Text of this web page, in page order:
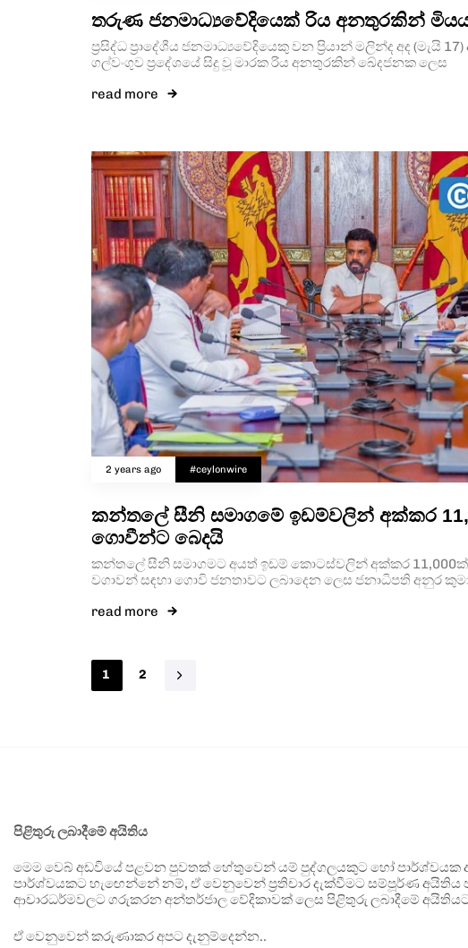
තරුණ ජනමාධ්‍යවේදියෙක් රිය අනතුරකින්
ප්‍රසිද්ධ ප්‍රාදේශීය ජනමාධ්‍යවේදියෙකු වන ප්‍රියාන් මලින්ද අද (මැයි
ගල්වංගුව ප්‍රදේශයේ සිදු වූ මාරක රිය අනතුරකින් ඛේදජනක ලෙස
read more
2 years ago #ceylonwire
කන්තලේ සීනි සමාගමේ ඉඩම්වලින් අක්කර
ගොවීන්ට බෙදයි
කන්තලේ සීනි සමාගමට අයත් ඉඩම් කොටස්වලින් අක්කර
වගාවන් සඳහා ගොවි ජනතාවට ලබාදෙන ලෙස ජනාධිපති අනුර
read more
1 2
පිළිතුරු ලබාදීමේ අයිතිය
මෙම වෙබ් අඩවියේ පළවන පුවතක් හේතුවෙන් යම් පුද්ගලයකුට හෝ
පාර්ශ්වයකට හැඟෙන්නේ නම්, ඒ වෙනුවෙන් ප්‍රතිචාර දැක්වීමට සම්පූර්ණ අයිතිය
ආචාරධර්මවලට ගරුකරන අන්තර්ජාල වේදිකාවක් ලෙස පිළිතුරු ලබාදීමේ
ඒ වෙනුවෙන් කරුණාකර අපට දැනුම්දෙන්න..